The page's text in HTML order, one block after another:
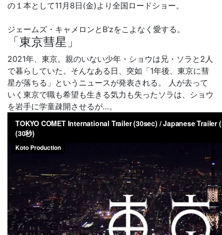
の１本として11月8日(金)より全国ロードショー。
ジェームズ・キャメロンとB’zをこよなく愛する。
「東京彗星」
2021年、東京。親のいない少年・ショウは兄・ソラと2人
で暮らしていた。そんなある日、突如「1年後、東京に彗
星が落ちる」というニュースが発表される。 人が去って
いく東京で職も希望も生きる気力も失ったソラは、ショウ
を岩手に学童疎開させるが…。